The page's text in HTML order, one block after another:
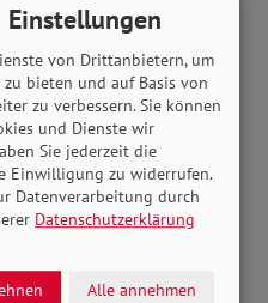
können die
Varianten
den eigens
auch live vor
Livestream.
Teil der
Sie bitte per Mail
.
von Drittanbietern, um
bieten und auf Basis von
zu verbessern. Sie können
und Dienste wir
Sie jederzeit die
Einwilligung zu widerrufen.
Datenverarbeitung durch
Datenschutzerklärung
Alle annehmen